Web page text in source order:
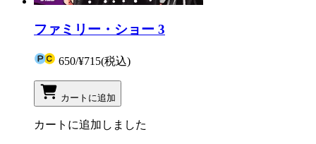
ファミリー・ショー 3
650/¥715(税込)
カートに追加
カートに追加しました